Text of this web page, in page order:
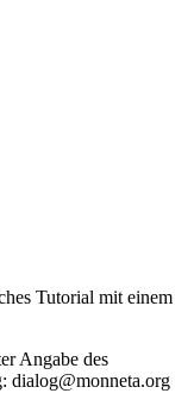
Tutorial mit einem
Angabe des
dialog@monneta.org